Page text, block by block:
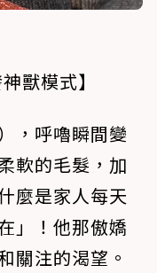
獸模式】
，呼嚕瞬間變
軟的毛髮，加
麼是家人每天
」！他那傲嬌
關注的渴望。